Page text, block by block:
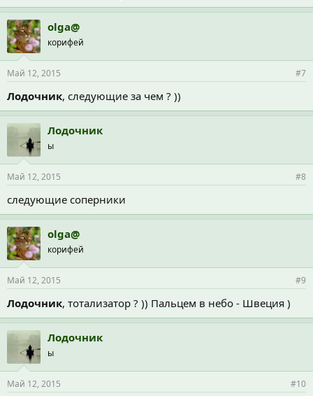
olga@
корифей
Май 12, 2015 #7
Лодочник, следующие за чем ? ))
Лодочник
ы
Май 12, 2015 #8
следующие соперники
olga@
корифей
Май 12, 2015 #9
Лодочник, тотализатор ? )) Пальцем в небо - Швеция )
Лодочник
ы
Май 12, 2015 #10